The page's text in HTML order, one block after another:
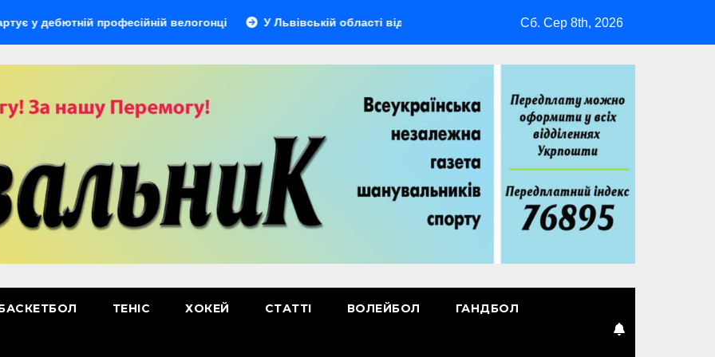
професійній велогонці У Львівській області відбудеться мультиспортивний табір ГАРТ 2026 – як
Сб. Сер 8th, 2026
ТЕНІС ХОКЕЙ СТАТТІ ВОЛЕЙБОЛ ГАНДБОЛ